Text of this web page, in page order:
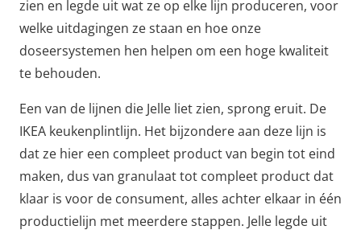
zien en legde uit wat ze op elke lijn produceren, voor
welke uitdagingen ze staan en hoe onze
doseersystemen hen helpen om een hoge kwaliteit
te behouden.
Een van de lijnen die Jelle liet zien, sprong eruit. De
IKEA keukenplintlijn. Het bijzondere aan deze lijn is
dat ze hier een compleet product van begin tot eind
maken, dus van granulaat tot compleet product dat
klaar is voor de consument, alles achter elkaar in één
productielijn met meerdere stappen. Jelle legde uit